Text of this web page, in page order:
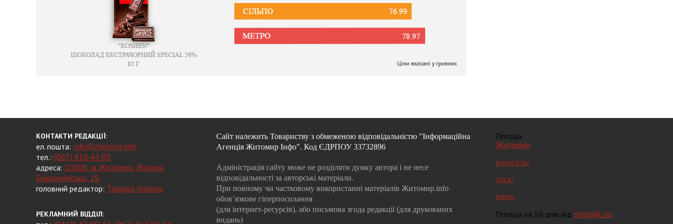
КОНТАКТИ РЕДАКЦІЇ:
ел. пошта: info@zhitomir.info
тел.: (067) 410-44-05
адреса: 10008, м.Житомир, Велика
Бердичівська, 19
головний редактор: Тамара Коваль
РЕКЛАМНИЙ ВІДДІЛ:
Сайт належить Товариству з обмеженою відповідальністю "Інформаційна
Агенція Житомир Інфо". Код ЄДРПОУ 33732896
Адміністрація сайту може не розділяти думку автора і не несе
відповідальності за авторські матеріали.
При повному чи частковому використанні матеріалів Житомир.info
обов’язкове гіперпосилання
(для інтернет-ресурсів), або письмова згода редакції (для друкованих
видань)
Погода
Житомир
вологість:
тиск:
вітер:
Погода на 10 днів від sinoptik.ua